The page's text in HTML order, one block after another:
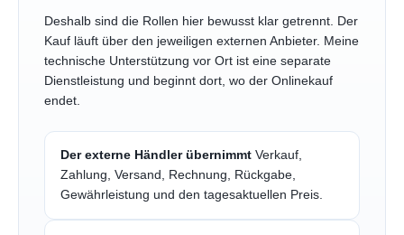
Deshalb sind die Rollen hier bewusst klar getrennt. Der
Kauf läuft über den jeweiligen externen Anbieter. Meine
technische Unterstützung vor Ort ist eine separate
Dienstleistung und beginnt dort, wo der Onlinekauf
endet.
Der externe Händler übernimmt Verkauf,
Zahlung, Versand, Rechnung, Rückgabe,
Gewährleistung und den tagesaktuellen Preis.